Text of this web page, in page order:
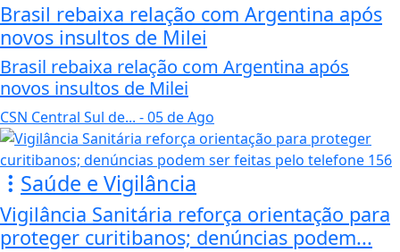
Brasil rebaixa relação com Argentina após
novos insultos de Milei
Brasil rebaixa relação com Argentina após
novos insultos de Milei
CSN Central Sul de... - 05 de Ago
Saúde e Vigilância
Vigilância Sanitária reforça orientação para
proteger curitibanos; denúncias podem...